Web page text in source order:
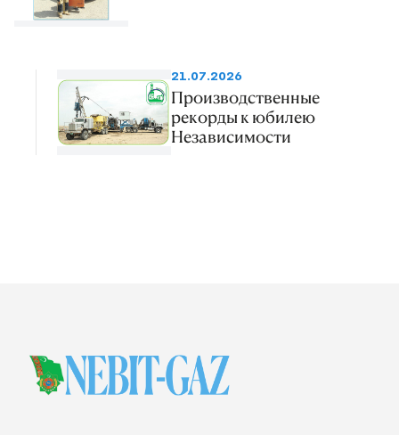
21.07.2026
Производственные
рекорды к юбилею
Независимости